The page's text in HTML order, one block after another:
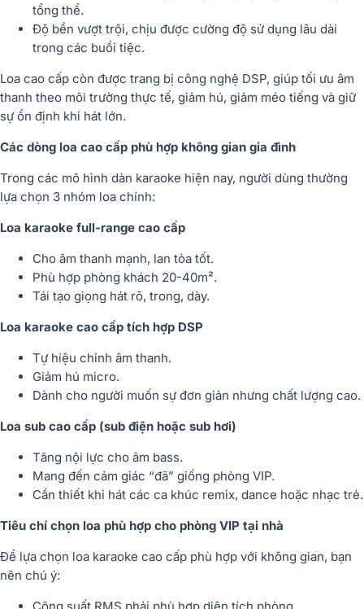
tổng thể.
Độ bền vượt trội, chịu được cường độ sử dụng lâu dài
trong các buổi tiệc.
Loa cao cấp còn được trang bị công nghệ DSP, giúp tối ưu âm
thanh theo môi trường thực tế, giảm hú, giảm méo tiếng và giữ
sự ổn định khi hát lớn.
Các dòng loa cao cấp phù hợp không gian gia đình
Trong các mô hình dàn karaoke hiện nay, người dùng thường
lựa chọn 3 nhóm loa chính:
Loa karaoke full-range cao cấp
Cho âm thanh mạnh, lan tỏa tốt.
Phù hợp phòng khách 20-40m².
Tái tạo giọng hát rõ, trong, dày.
Loa karaoke cao cấp tích hợp DSP
Tự hiệu chỉnh âm thanh.
Giảm hú micro.
Dành cho người muốn sự đơn giản nhưng chất lượng cao.
Loa sub cao cấp (sub điện hoặc sub hơi)
Tăng nội lực cho âm bass.
Mang đến cảm giác “đã” giống phòng VIP.
Cần thiết khi hát các ca khúc remix, dance hoặc nhạc trẻ.
Tiêu chí chọn loa phù hợp cho phòng VIP tại nhà
Để lựa chọn loa karaoke cao cấp phù hợp với không gian, bạn
nên chú ý: